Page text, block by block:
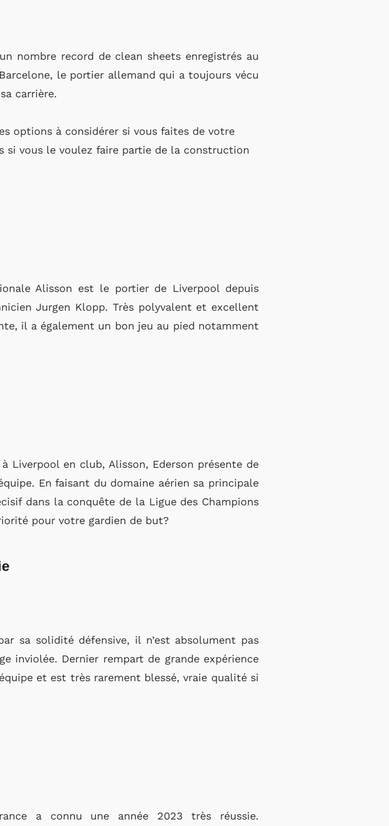
nombre record de clean sheets enregistrés au
le portier allemand qui a toujours vécu
carrière.
options à considérer si vous faites de votre
si vous le voulez faire partie de la construction
Alisson est le portier de Liverpool depuis
Jurgen Klopp. Très polyvalent et excellent
il a également un bon jeu au pied notamment
Liverpool en club, Alisson, Ederson présente de
En faisant du domaine aérien sa principale
dans la conquête de la Ligue des Champions
pour votre gardien de but?
sa solidité défensive, il n’est absolument pas
inviolée. Dernier rempart de grande expérience
et est très rarement blessé, vraie qualité si
a connu une année 2023 très réussie.